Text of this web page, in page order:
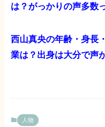
は？がっかりの声多数
西山真央の年齢・身長
業は？出身は大分で声
人物